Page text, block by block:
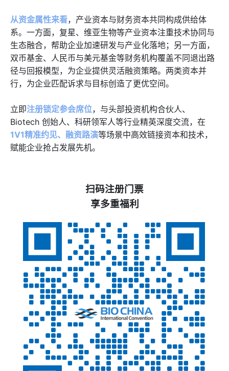
从资金属性来看，产业资本与财务资本共同构成供给体
系。一方面，复星、维亚生物等产业资本注重技术协同与
生态融合，帮助企业加速研发与产业化落地；另一方面，
双币基金、人民币与美元基金等财务机构覆盖不同退出路
径与回报模型，为企业提供灵活融资策略。两类资本并
行，为企业匹配诉求与目标创造了更优空间。
立即注册锁定参会席位，与头部投资机构合伙人、
Biotech 创始人、科研领军人等行业精英深度交流，在
1V1精准约见、融资路演等场景中高效链接资本和技术，
赋能企业抢占发展先机。
扫码注册门票
享多重福利